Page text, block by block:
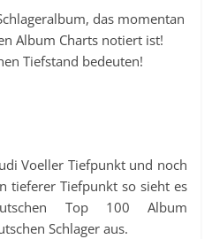
das momentan
Album Charts notiert ist!
Tiefstand bedeuten!
Voeller Tiefpunkt und noch
tieferer Tiefpunkt so sieht es
Top 100 Album
Schlager aus.